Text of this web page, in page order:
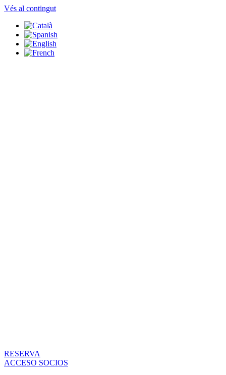
Vés al contingut
RESERVA
ACCESO SOCIOS